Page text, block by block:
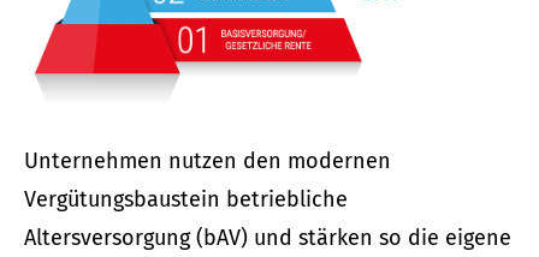
Unternehmen nutzen den modernen
Vergütungsbaustein betriebliche
Altersversorgung (bAV) und stärken so die eigene